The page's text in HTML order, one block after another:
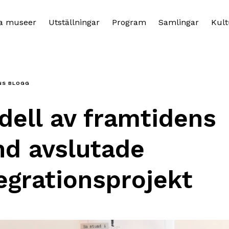
museer Utställningar Program Samlingar
BLOGG
av framtidens
avslutade